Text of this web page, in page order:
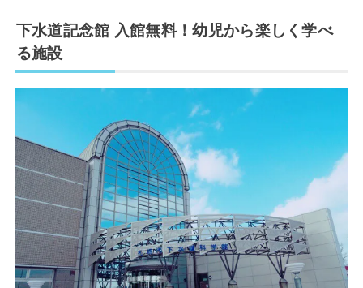
下水道記念館 入館無料！幼児から楽しく学べ
る施設